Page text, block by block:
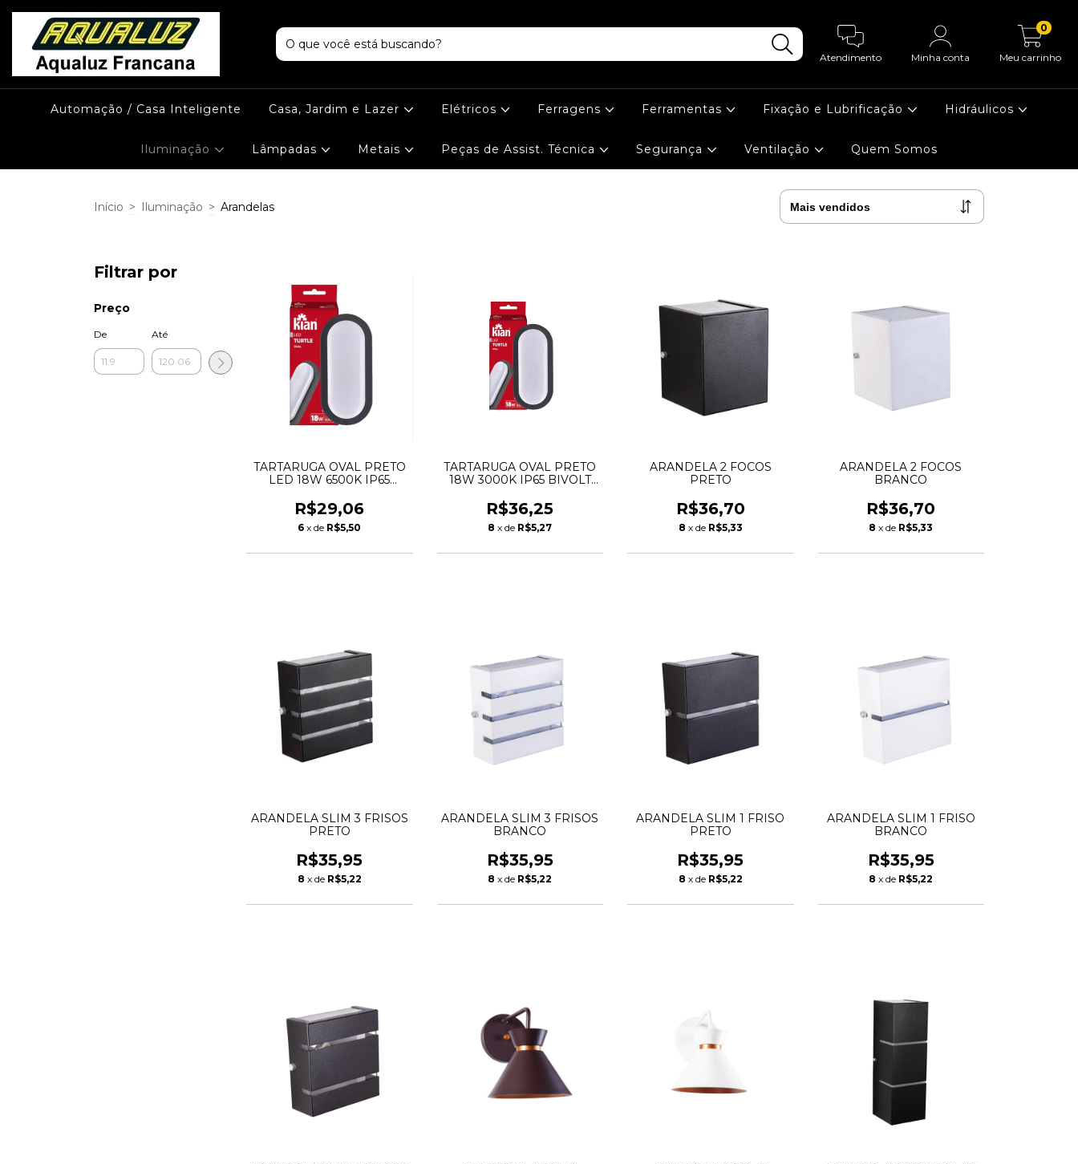
Atendimento Minha conta Meu carrinho
0
Automação / Casa Inteligente Casa, Jardim e Lazer Elétricos Ferragens Ferramentas Fixação e Lubrificação Hidráulicos
Iluminação Lâmpadas Metais Peças de Assist. Técnica Segurança Ventilação Quem Somos
Início > Iluminação > Arandelas
Filtrar por
Preço
De Até
TARTARUGA OVAL PRETO
LED 18W 6500K IP65
R$29,06
6 x de R$5,50
TARTARUGA OVAL PRETO
18W 3000K IP65 BIVOLT
R$36,25
8 x de R$5,27
ARANDELA 2 FOCOS
PRETO
R$36,70
8 x de R$5,33
ARANDELA 2 FOCOS
BRANCO
R$36,70
8 x de R$5,33
ARANDELA SLIM 3 FRISOS
PRETO
R$35,95
8 x de R$5,22
ARANDELA SLIM 3 FRISOS
BRANCO
R$35,95
8 x de R$5,22
ARANDELA SLIM 1 FRISO
PRETO
R$35,95
8 x de R$5,22
ARANDELA SLIM 1 FRISO
BRANCO
R$35,95
8 x de R$5,22